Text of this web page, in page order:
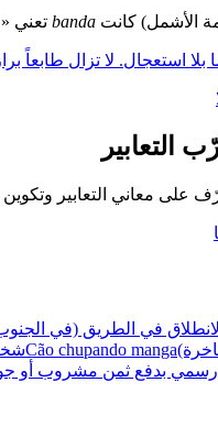
الأشمل) كانت banda تعني
استعجال. لا تزال طابعاً
التعابير
في الطريق (في
Cão chupando manga
بدفع ثمن مشروب أو